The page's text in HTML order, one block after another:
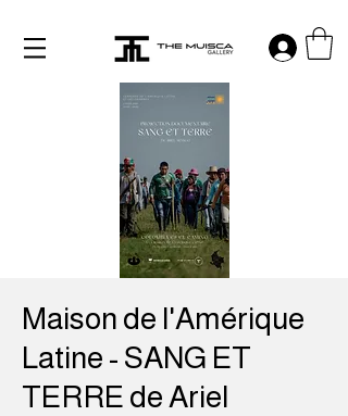
Log in
Maison de l'Amérique
Latine - SANG ET
TERRE de Ariel